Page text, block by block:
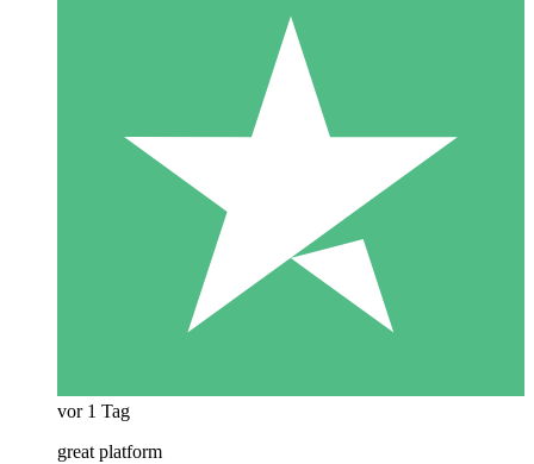
vor 1 Tag
great platform